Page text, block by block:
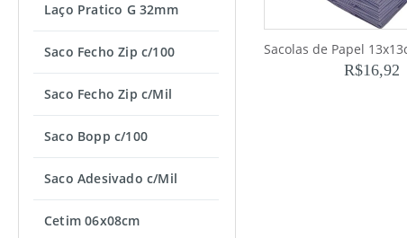
R$16,92
Laço Pratico G 32mm
Saco Fecho Zip c/100
Saco Fecho Zip c/Mil
Saco Bopp c/100
Saco Adesivado c/Mil
Cetim 06x08cm